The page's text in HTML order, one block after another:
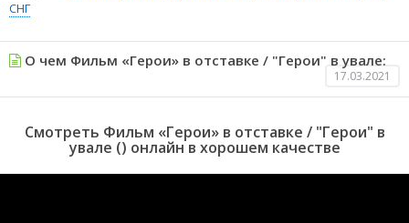
СНГ
О чем Фильм «Герои» в отставке / "Герои" в увале:
17.03.2021
Смотреть Фильм «Герои» в отставке / "Герои" в
увале () онлайн в хорошем качестве